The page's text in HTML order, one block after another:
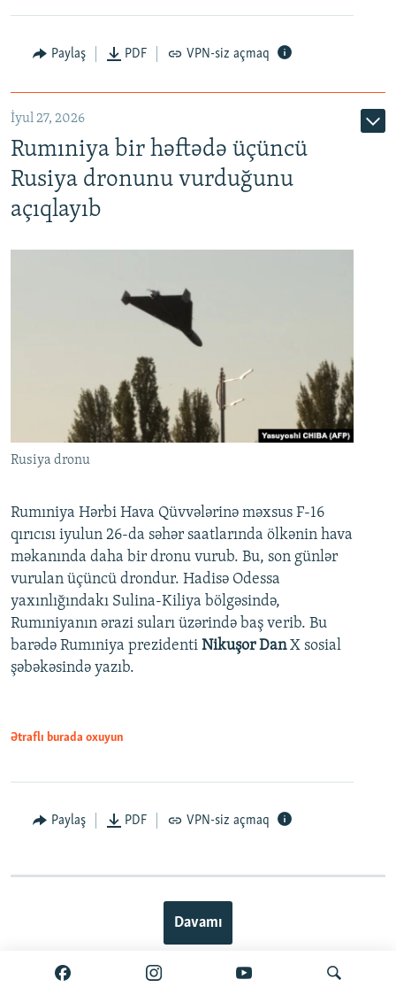
Paylaş PDF VPN-siz açmaq
İyul 27, 2026
Rumıniya bir həftədə üçüncü
Rusiya dronunu vurduğunu
açıqlayıb
Rusiya dronu
Rumıniya Hərbi Hava Qüvvələrinə məxsus F-16
qırıcısı iyulun 26-da səhər saatlarında ölkənin hava
məkanında daha bir dronu vurub. Bu, son günlər
vurulan üçüncü drondur. Hadisə Odessa
yaxınlığındakı Sulina-Kiliya bölgəsində,
Rumıniyanın ərazi suları üzərində baş verib. Bu
barədə Rumıniya prezidenti Nikuşor DanX sosial
şəbəkəsində yazıb.
Ətraflı burada oxuyun
Paylaş PDF VPN-siz açmaq
Davamı